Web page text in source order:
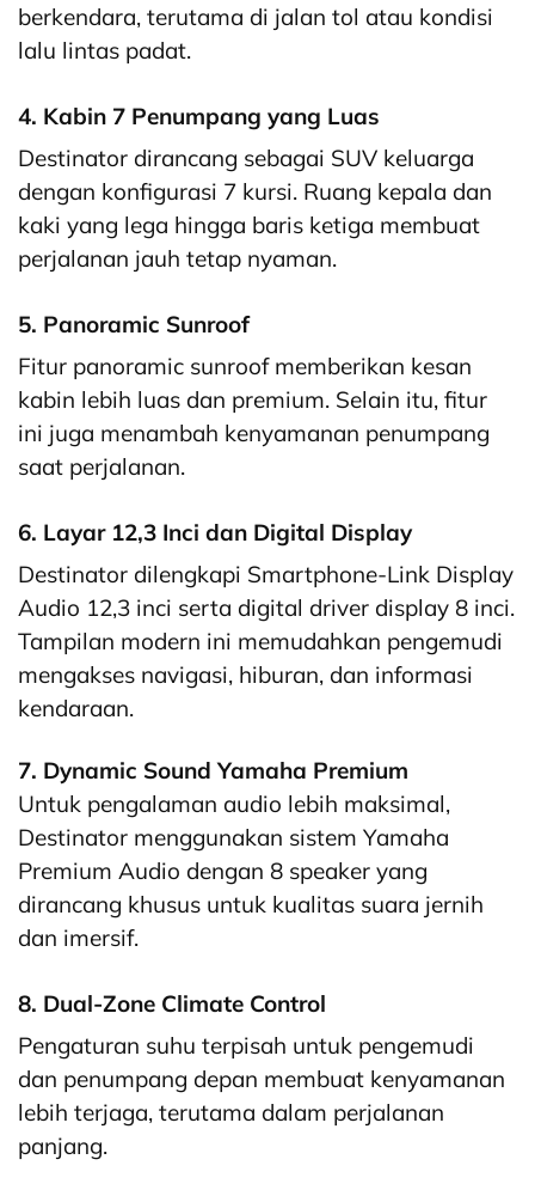
berkendara, terutama di jalan tol atau kondisi
lalu lintas padat.
4. Kabin 7 Penumpang yang Luas
Destinator dirancang sebagai SUV keluarga
dengan konfigurasi 7 kursi. Ruang kepala dan
kaki yang lega hingga baris ketiga membuat
perjalanan jauh tetap nyaman.
5. Panoramic Sunroof
Fitur panoramic sunroof memberikan kesan
kabin lebih luas dan premium. Selain itu, fitur
ini juga menambah kenyamanan penumpang
saat perjalanan.
6. Layar 12,3 Inci dan Digital Display
Destinator dilengkapi Smartphone-Link Display
Audio 12,3 inci serta digital driver display 8 inci.
Tampilan modern ini memudahkan pengemudi
mengakses navigasi, hiburan, dan informasi
kendaraan.
7. Dynamic Sound Yamaha Premium
Untuk pengalaman audio lebih maksimal,
Destinator menggunakan sistem Yamaha
Premium Audio dengan 8 speaker yang
dirancang khusus untuk kualitas suara jernih
dan imersif.
8. Dual-Zone Climate Control
Pengaturan suhu terpisah untuk pengemudi
dan penumpang depan membuat kenyamanan
lebih terjaga, terutama dalam perjalanan
panjang.